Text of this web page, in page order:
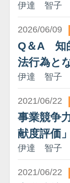
伊達 智子
2026/06/09
Q＆A 知
法行為と
伊達 智子
2021/06/22
事業競争
献度評価
伊達 智子
2021/06/22